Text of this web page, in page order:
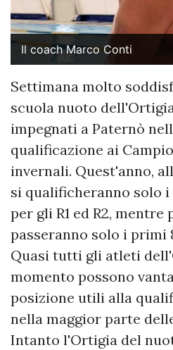
Il coach Marco Conti
Settimana molto
scuola nuoto
impegnati a Paternò
qualificazione ai
invernali. Quest'anno,
si qualificheranno solo
per gli R1 ed R2, mentre
passeranno solo i primi
Quasi tutti gli atleti
momento possono
posizione utili alla
nella maggior parte
Intanto l'Ortigia del